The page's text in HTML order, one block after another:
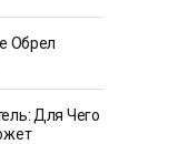
Обрел
Для Чего